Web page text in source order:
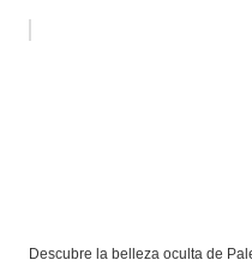
Descubre la belleza oculta de